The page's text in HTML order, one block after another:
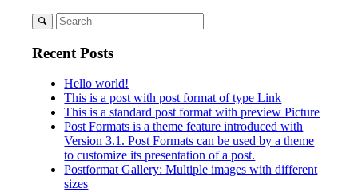
Recent Posts
Hello world!
This is a post with post format of type Link
This is a standard post format with preview Picture
Post Formats is a theme feature introduced with
Version 3.1. Post Formats can be used by a theme
to customize its presentation of a post.
Postformat Gallery: Multiple images with different
sizes